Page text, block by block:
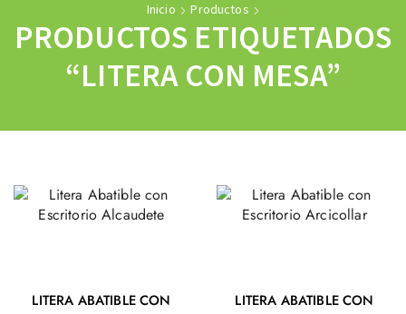
Inicio Productos
PRODUCTOS ETIQUETADOS
“LITERA CON MESA”
LITERA ABATIBLE CON
LITERA ABATIBLE CON